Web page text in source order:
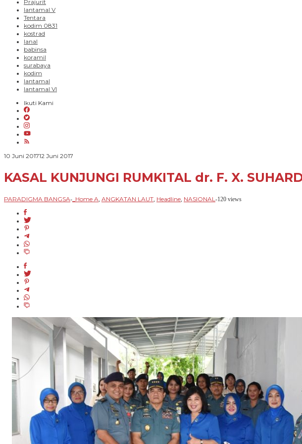
Prajurit
lantamal V
Tentara
kodim 0831
kostrad
lanal
babinsa
koramil
surabaya
kodim
lantamal
lantamal VI
Ikuti Kami
10 Juni 201712 Juni 2017
KASAL KUNJUNGI RUMKITAL dr. F. X.
PARADIGMA BANGSA- _Home A, ANGKATAN LAUT, Headline, NASIONAL -120 views